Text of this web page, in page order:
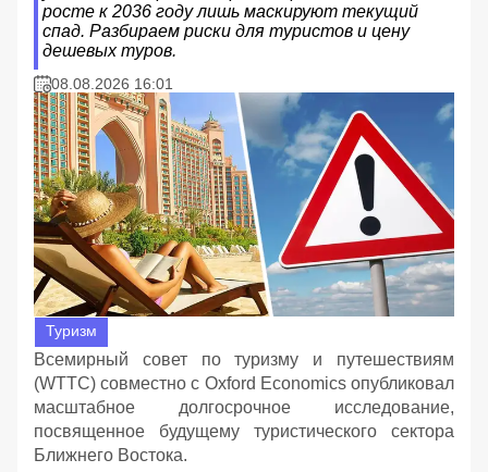
росте к 2036 году лишь маскируют текущий
спад. Разбираем риски для туристов и цену
дешевых туров.
08.08.2026 16:01
Туризм
Всемирный совет по туризму и путешествиям
(WTTC) совместно с Oxford Economics опубликовал
масштабное долгосрочное исследование,
посвященное будущему туристического сектора
Ближнего Востока.